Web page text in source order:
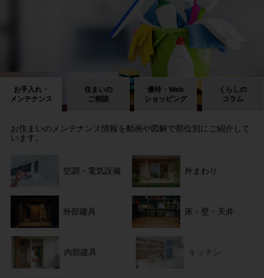
お手入れ・
メンテナンス
住まいの
ご相談
優待・Web
ショッピング
くらしの
コラム
お住まいのメンテナンス情報を動画や図解で部位別にご紹介して
います。
空調・電気設備 外まわり
外部建具 床・壁・天井
内部建具 キッチン